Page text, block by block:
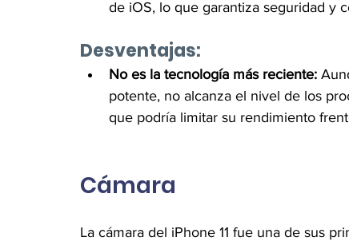
de iOS, lo que garantiza seguridad y
Desventajas:
No es la tecnología más reciente:
potente, no alcanza el nivel de los
que podría limitar su rendimiento
Cámara
La cámara del iPhone 11 fue una de sus